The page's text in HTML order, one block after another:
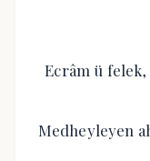
Ecrâm ü
Medheyleyen